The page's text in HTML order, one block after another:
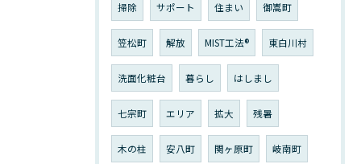
掃除 サポート 住まい 御嵩町
笠松町 解放 MIST工法®︎ 東白川村
洗面化粧台 暮らし はしまし
七宗町 エリア 拡大 残暑
木の柱 安八町 関ヶ原町 岐南町